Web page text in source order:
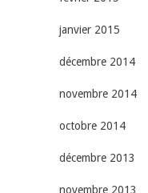
janvier 2015
décembre 2014
novembre 2014
octobre 2014
décembre 2013
novembre 2013